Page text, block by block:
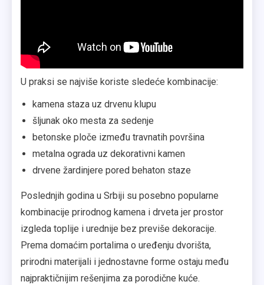
U praksi se najviše koriste sledeće kombinacije:
kamena staza uz drvenu klupu
šljunak oko mesta za sedenje
betonske ploče između travnatih površina
metalna ograda uz dekorativni kamen
drvene žardinjere pored behaton staze
Poslednjih godina u Srbiji su posebno popularne
kombinacije prirodnog kamena i drveta jer prostor
izgleda toplije i urednije bez previše dekoracije.
Prema domaćim portalima o uređenju dvorišta,
prirodni materijali i jednostavne forme ostaju među
najpraktičnijim rešenjima za porodične kuće.